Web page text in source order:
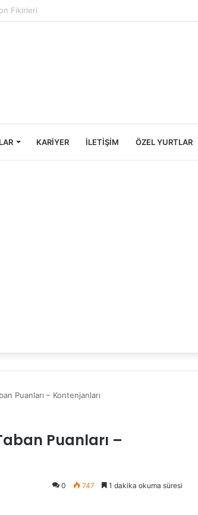
Tatil Rehberi
KARIYER İLETIŞIM ÖZEL YURTLAR
Puanları – Kontenjanları
Puanları –
0 747 1 dakika okuma süresi